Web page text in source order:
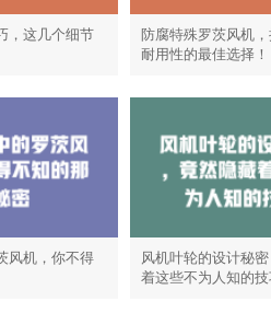
，这几个细节
防腐特殊罗茨风机
耐用性的最佳选择！
风机，你不得
风机叶轮的设计秘
着这些不为人知的技